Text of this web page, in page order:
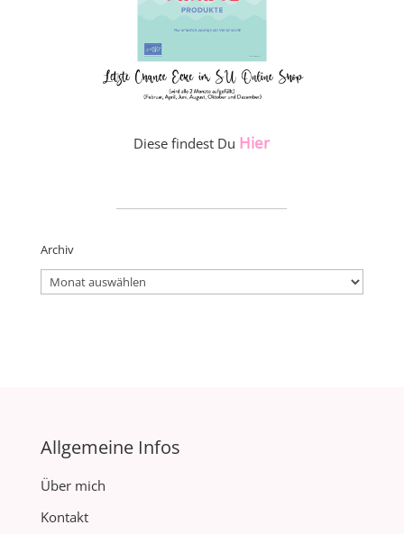
Diese findest Du Hier
Archiv
Archiv
Allgemeine Infos
Über mich
Kontakt